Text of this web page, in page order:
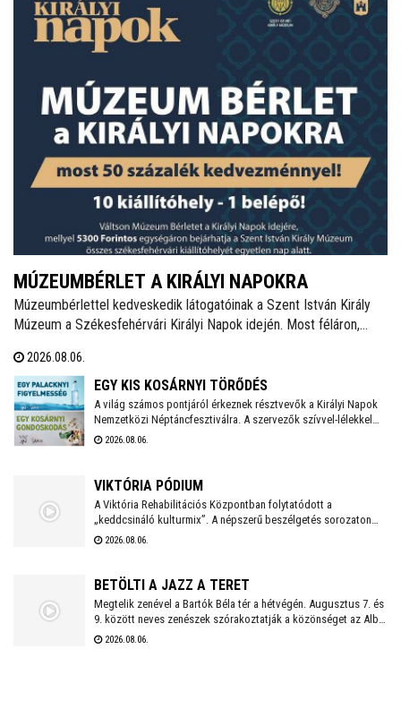
MÚZEUMBÉRLET A KIRÁLYI NAPOKRA
Múzeumbérlettel kedveskedik látogatóinak a Szent István Király
Múzeum a Székesfehérvári Királyi Napok idején. Most féláron,
összes fehérvári kiállítóhely látogatható lesz az ünnepi időszakban.
2026.08.06.
EGY KIS KOSÁRNYI TÖRŐDÉS
A világ számos pontjáról érkeznek résztvevők a Királyi Napok
Nemzetközi Néptáncfesztiválra. A szervezők szívvel-lélekkel
készülnek, saját maguk is főznek majd a vendégeknek igazi,
sikeréhez, a gyűjtés augusztus 10-én, hétfőn kezdődik a
Táncházban.
2026.08.06.
VIKTÓRIA PÓDIUM
A Viktória Rehabilitációs Központban folytatódott a
„keddcsináló kulturmix”. A népszerű beszélgetés sorozaton
ezúttal is kivételes vendégek tisztelték meg a Viktória Pódium
2026.08.06.
BETÖLTI A JAZZ A TERET
Megtelik zenével a Bartók Béla tér a hétvégén. Augusztus 7. és
9. között neves zenészek szórakoztatják a közönséget az Alba
Regia Feszten. Fellép többek között az Oláh Dezső Vibratone
2026.08.06.